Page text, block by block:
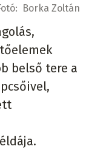
Borka Zoltán
belső tere a